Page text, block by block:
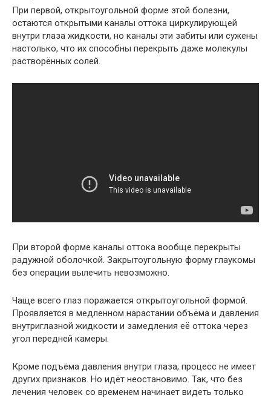
При первой, открытоугольной форме этой болезни,
остаются открытыми каналы оттока циркулирующей
внутри глаза жидкости, но каналы эти забиты или сужены
настолько, что их способны перекрыть даже молекулы
растворённых солей.
При второй форме каналы оттока вообще перекрыты
радужной оболочкой. Закрытоугольную форму глаукомы
без операции вылечить невозможно.
Чаще всего глаз поражается открытоугольной формой.
Проявляется в медленном нарастании объёма и давления
внутриглазной жидкости и замедления её оттока через
угол передней камеры.
Кроме подъёма давления внутри глаза, процесс не имеет
других признаков. Но идёт неостановимо. Так, что без
лечения человек со временем начинает видеть только